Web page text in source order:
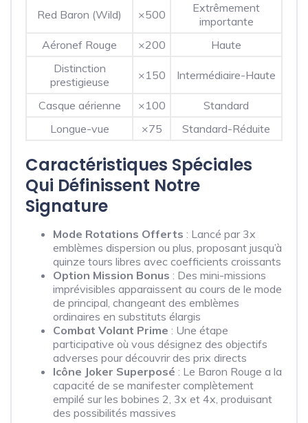
Red Baron (Wild)
×500
Extrêmement
importante
Aéronef Rouge
×200
Haute
Distinction
prestigieuse
×150 Intermédiaire-Haute
Casque aérienne ×100
Standard
Longue-vue
×75 Standard-Réduite
Caractéristiques Spéciales
Qui Définissent Notre
Signature
Mode Rotations Offerts : Lancé par 3x
emblèmes dispersion ou plus, proposant jusqu’à
quinze tours libres avec coefficients croissants
Option Mission Bonus : Des mini-missions
imprévisibles apparaissent au cours de le mode
de principal, changeant des emblèmes
ordinaires en substituts élargis
Combat Volant Prime : Une étape
participative où vous désignez des objectifs
adverses pour découvrir des prix directs
Icône Joker Superposé : Le Baron Rouge a la
capacité de se manifester complètement
empilé sur les bobines 2, 3x et 4x, produisant
des possibilités massives